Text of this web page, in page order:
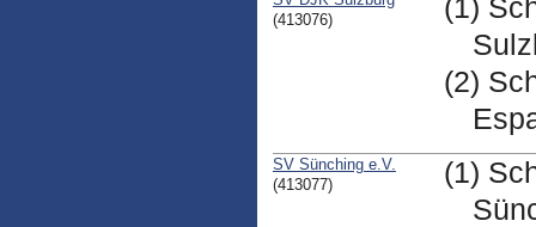
(413076)
(1)
(2)
SV Sünching e.V.
(413077)
(1)